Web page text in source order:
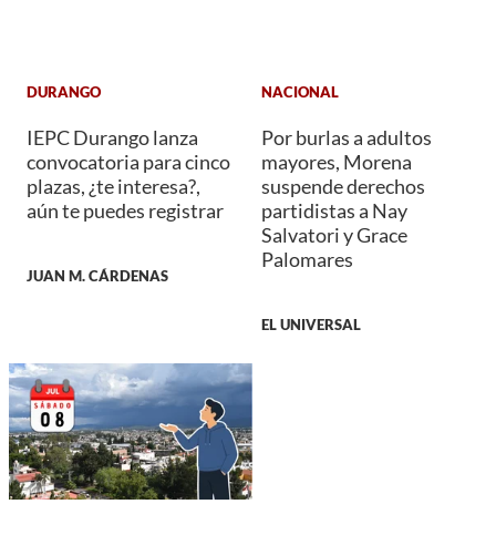
DURANGO
IEPC Durango lanza
convocatoria para cinco
plazas, ¿te interesa?,
aún te puedes registrar
JUAN M. CÁRDENAS
NACIONAL
Por burlas a adultos
mayores, Morena
suspende derechos
partidistas a Nay
Salvatori y Grace
Palomares
EL UNIVERSAL